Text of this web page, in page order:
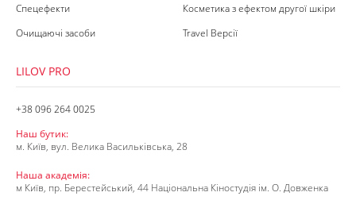
Спецефекти
Очищаючі засоби
Косметика з ефектом другої шкіри
Travel Версії
LILOV PRO
+38 096 264 0025
Наш бутик:
м. Київ, вул. Велика Васильківська, 28
Наша академія:
м Київ, пр. Берестейський, 44 Національна Кіностудія ім. О. Довженка